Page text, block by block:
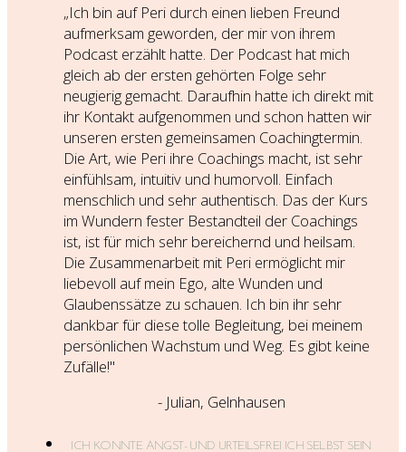
„Ich bin auf Peri durch einen lieben Freund
aufmerksam geworden, der mir von ihrem
Podcast erzählt hatte. Der Podcast hat mich
gleich ab der ersten gehörten Folge sehr
neugierig gemacht. Daraufhin hatte ich direkt mit
ihr Kontakt aufgenommen und schon hatten wir
unseren ersten gemeinsamen Coachingtermin.
Die Art, wie Peri ihre Coachings macht, ist sehr
einfühlsam, intuitiv und humorvoll. Einfach
menschlich und sehr authentisch. Das der Kurs
im Wundern fester Bestandteil der Coachings
ist, ist für mich sehr bereichernd und heilsam.
Die Zusammenarbeit mit Peri ermöglicht mir
liebevoll auf mein Ego, alte Wunden und
Glaubenssätze zu schauen. Ich bin ihr sehr
dankbar für diese tolle Begleitung, bei meinem
persönlichen Wachstum und Weg. Es gibt keine
Zufälle!"
- Julian, Gelnhausen
ICH KONNTE ANGST- UND URTEILSFREI ICH SELBST SEIN